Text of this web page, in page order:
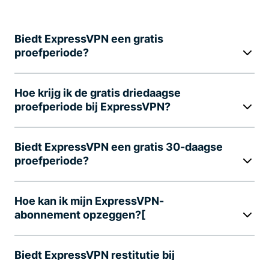
Biedt ExpressVPN een gratis
proefperiode?
Hoe krijg ik de gratis driedaagse
proefperiode bij ExpressVPN?
Biedt ExpressVPN een gratis 30-daagse
proefperiode?
Hoe kan ik mijn ExpressVPN-
abonnement opzeggen?[
Biedt ExpressVPN restitutie bij